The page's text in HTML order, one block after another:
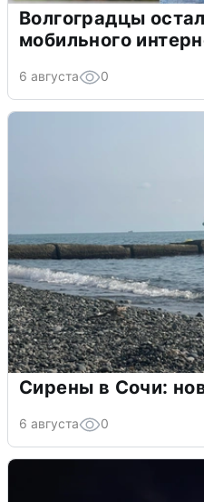
Волгоградцы
мобильного
6 августа 0
Сирены в Сочи:
6 августа 0